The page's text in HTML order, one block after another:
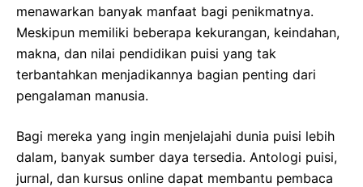
menawarkan banyak manfaat bagi penikmatnya.
Meskipun memiliki beberapa kekurangan, keindahan,
makna, dan nilai pendidikan puisi yang tak
terbantahkan menjadikannya bagian penting dari
pengalaman manusia.
Bagi mereka yang ingin menjelajahi dunia puisi lebih
dalam, banyak sumber daya tersedia. Antologi puisi,
jurnal, dan kursus online dapat membantu pembaca